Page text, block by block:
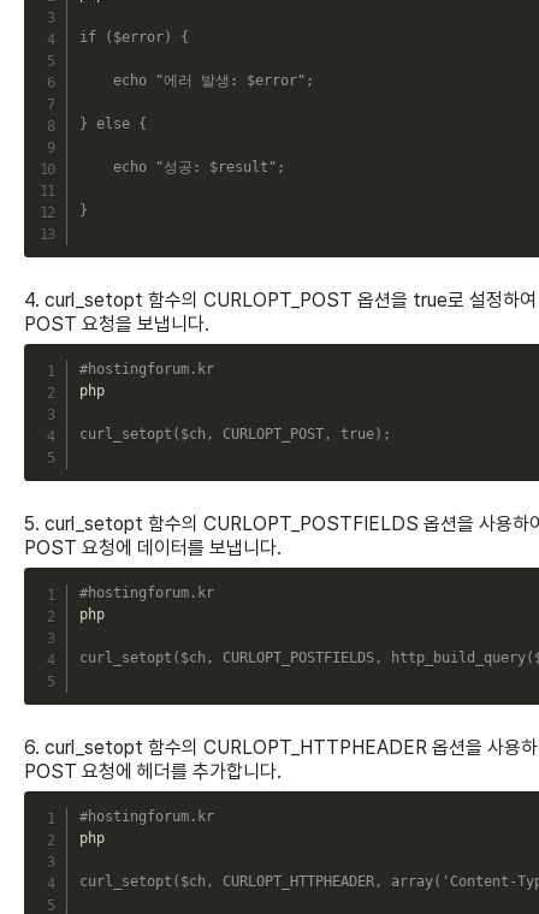
if ( $error) {
echo "에러 발생: $error" ;
} else {
echo "성공: $result " ;
}
4. curl_setopt 함수의 CURLOPT_POST 옵션을 true로 설정하여
POST 요청을 보냅니다.
#hostingforum.kr
php
curl_setopt ( $ch , CURLOPT_POST, true) ;
5. curl_setopt 함수의 CURLOPT_POSTFIELDS 옵션을 사용하
POST 요청에 데이터를 보냅니다.
#hostingforum.kr
php
curl_setopt ( $ch , CURLOPT_POSTFIELDS, http_build_query(
6. curl_setopt 함수의 CURLOPT_HTTPHEADER 옵션을 사용
POST 요청에 헤더를 추가합니다.
#hostingforum.kr
php
curl_setopt ( $ch , CURLOPT_HTTPHEADER, array( 'Content-